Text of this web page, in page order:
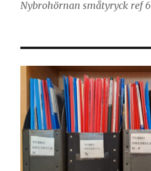
Nybrohörnan småtyryck ref 6